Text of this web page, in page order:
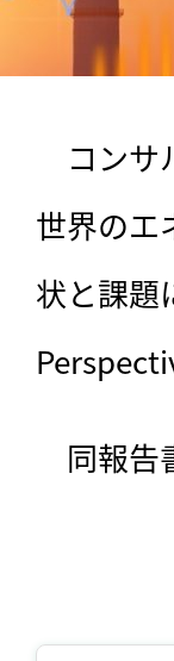
コンサ
世界のエ
状と課題
同報告